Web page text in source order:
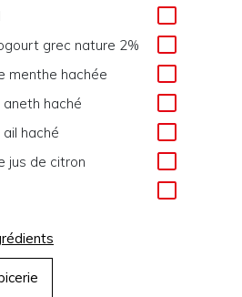
grec nature 2%
menthe hachée
aneth haché
ail haché
jus de citron